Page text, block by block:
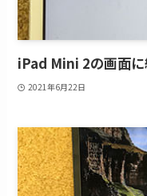
iPad Mini 2の画面
2021年6月22日